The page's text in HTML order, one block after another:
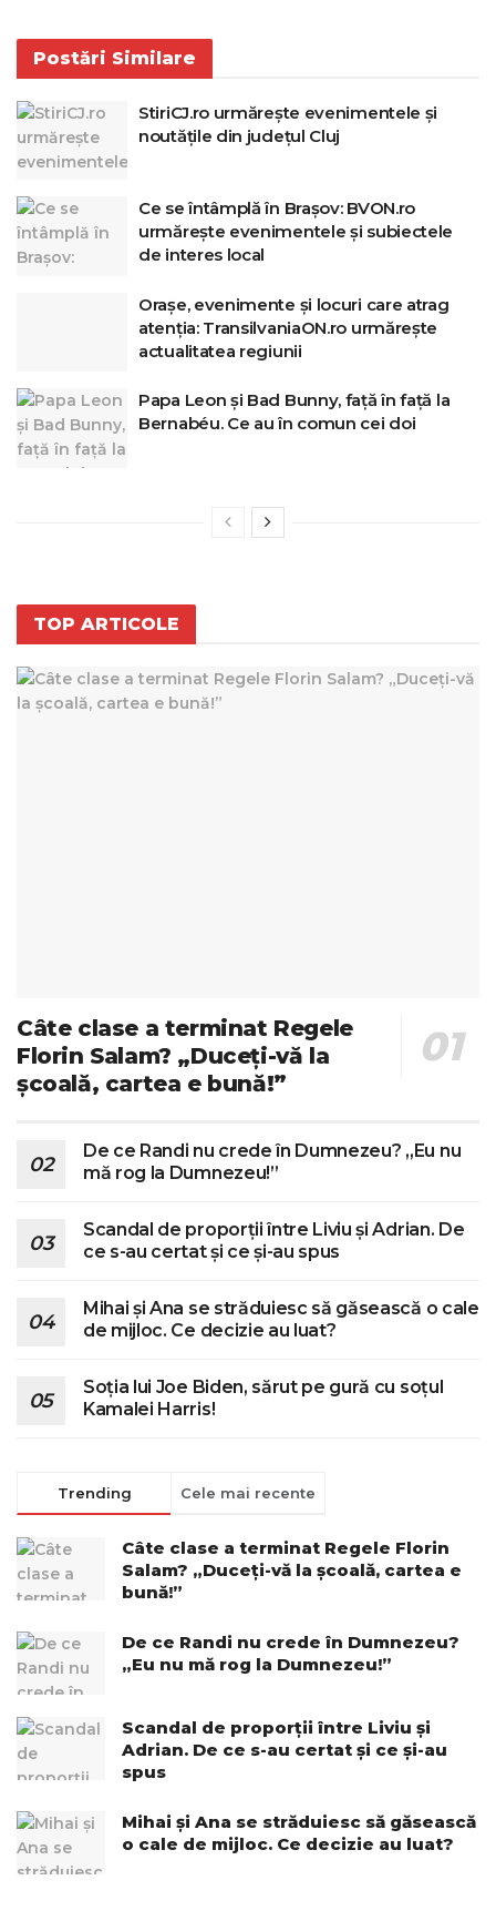
Postări Similare
StiriCJ.ro urmărește evenimentele și
noutățile din județul Cluj
Ce se întâmplă în Brașov: BVON.ro
urmărește evenimentele și subiectele
de interes local
Orașe, evenimente și locuri care atrag
atenția: TransilvaniaON.ro urmărește
actualitatea regiunii
Papa Leon și Bad Bunny, față în față la
Bernabéu. Ce au în comun cei doi
TOP ARTICOLE
Câte clase a terminat Regele
Florin Salam? „Duceți-vă la
școală, cartea e bună!”
De ce Randi nu crede în Dumnezeu? „Eu nu
mă rog la Dumnezeu!”
Scandal de proporții între Liviu și Adrian. De
ce s-au certat și ce și-au spus
Mihai și Ana se străduiesc să găsească o cale
de mijloc. Ce decizie au luat?
Soția lui Joe Biden, sărut pe gură cu soțul
Kamalei Harris!
Trending Cele mai recente
Câte clase a terminat Regele Florin
Salam? „Duceți-vă la școală, cartea e
bună!”
De ce Randi nu crede în Dumnezeu?
„Eu nu mă rog la Dumnezeu!”
Scandal de proporții între Liviu și
Adrian. De ce s-au certat și ce și-au
spus
Mihai și Ana se străduiesc să găsească
o cale de mijloc. Ce decizie au luat?